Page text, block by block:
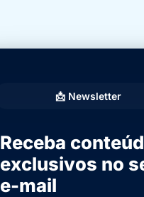
📩 Newsletter
Receba
exclusivos no
e-mail